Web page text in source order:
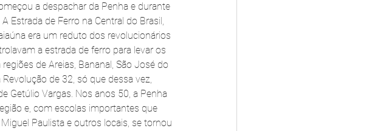
a despachar da Penha e durante
Estrada de Ferro na Central do Brasil,
era um reduto dos revolucionários
a estrada de ferro para levar os
de Areias, Bananal, São José do
de 32, só que dessa vez,
Getúlio Vargas. Nos anos 50, a Penha
e, com escolas importantes que
Paulista e outros locais, se tornou